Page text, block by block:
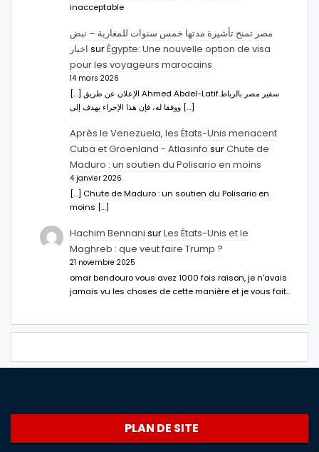
inacceptable
مصر تمنح تأشيرة مدتها خمس سنوات للمغاربة – نبض
اخبار surÉgypte: Une nouvelle option de visa
pour les voyageurs marocains
14 mars 2026
[…] الإعلان عن طريق Ahmed Abdel-Latifسفير مصر بالرباط.
ووفقا له، فإن هذا الإجراء يهدف إلى […]
Après le Venezuela, les États-Unis menacent
Cuba et Groenland - Atlasinfo surChute de
Maduro : un soutien du Polisario en moins
4 janvier 2026
[…] Chute de Maduro : un soutien du Polisario en
moins […]
Hachim Bennani surLes États-Unis et le
Maghreb : que veut faire Trump ?
21 novembre 2025
omar bendouro vous avez 1000 fois raison, je n'avais
jamais vu les choses de cette manière et je vous fait…
PLAN DE SITE